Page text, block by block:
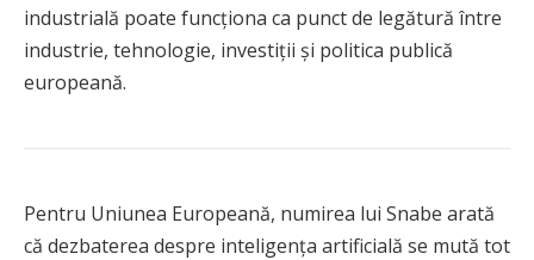
industrială poate funcționa ca punct de legătură între
industrie, tehnologie, investiții și politica publică
europeană.
Pentru Uniunea Europeană, numirea lui Snabe arată
că dezbaterea despre inteligența artificială se mută tot